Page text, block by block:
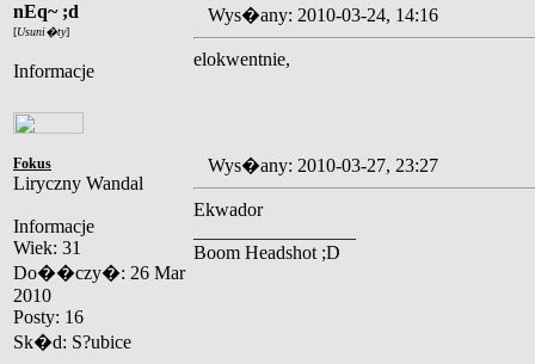
nEq~ ;d
[Usuni�ty]
Informacje
Wys�any: 2010-03-24, 14:16
elokwentnie,
Fokus
Liryczny Wandal
Informacje
Wiek: 31
Do��czy�: 26 Mar
2010
Posty: 16
Sk�d: S?ubice
Wys�any: 2010-03-27, 23:27
Ekwador
Boom Headshot ;D